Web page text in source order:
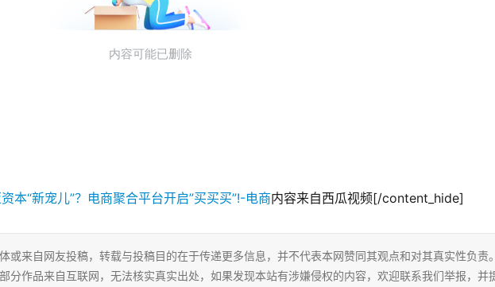
内容来自西瓜视频[/content_hide]
或来自网友投稿，转载与投稿目的在于传递更多信息，并不代表本网赞同其观点和对其真实性负责
分作品来自互联网，无法核实真实出处，如果发现本站有涉嫌侵权的内容，欢迎联系我们举报，并